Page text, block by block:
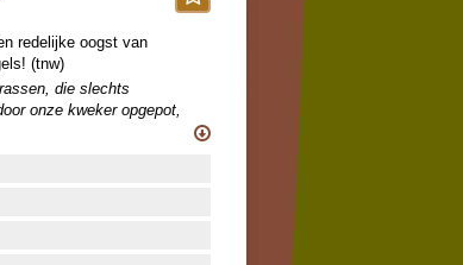
redelijke oogst van
(tnw)
die slechts
onze kweker opgepot,
van dit sortiment aanvullen.